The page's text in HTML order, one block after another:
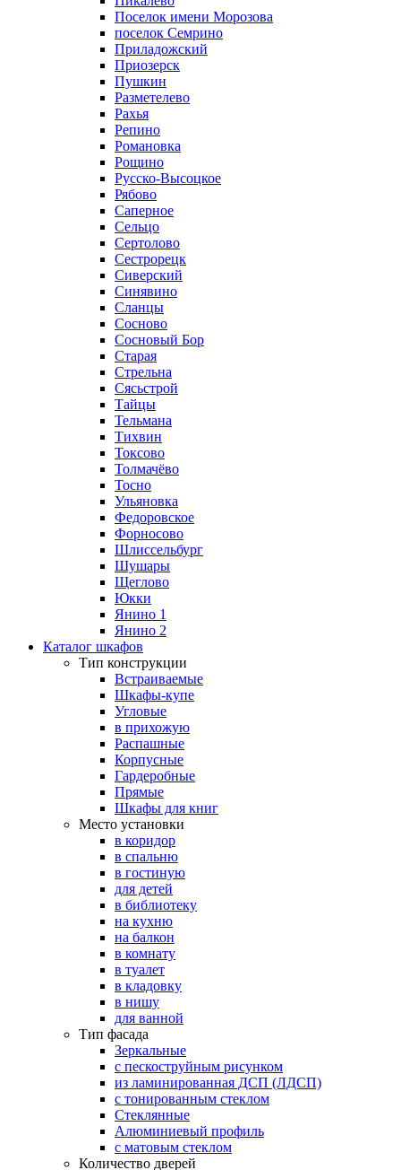
Поселок имени Морозова
поселок Семрино
Приладожский
Приозерск
Пушкин
Разметелево
Рахья
Репино
Романовка
Рощино
Русско-Высоцкое
Рябово
Саперное
Сельцо
Сертолово
Сестрорецк
Сиверский
Синявино
Сланцы
Сосново
Сосновый Бор
Старая
Стрельна
Сясьстрой
Тайцы
Тельмана
Тихвин
Токсово
Толмачёво
Тосно
Ульяновка
Федоровское
Форносово
Шлиссельбург
Шушары
Щеглово
Юкки
Янино 1
Янино 2
Каталог шкафов
Тип конструкции
Встраиваемые
Шкафы-купе
Угловые
в прихожую
Распашные
Корпусные
Гардеробные
Прямые
Шкафы для книг
Место установки
в коридор
в спальню
в гостиную
для детей
в библиотеку
на кухню
на балкон
в комнату
в туалет
в кладовку
в нишу
для ванной
Тип фасада
Зеркальные
с пескоструйным рисунком
из ламинированная ДСП (ЛДСП)
с тонированным стеклом
Стеклянные
Алюминиевый профиль
с матовым стеклом
Количество дверей